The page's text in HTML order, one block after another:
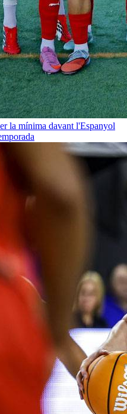
la mínima davant l'Espanyol